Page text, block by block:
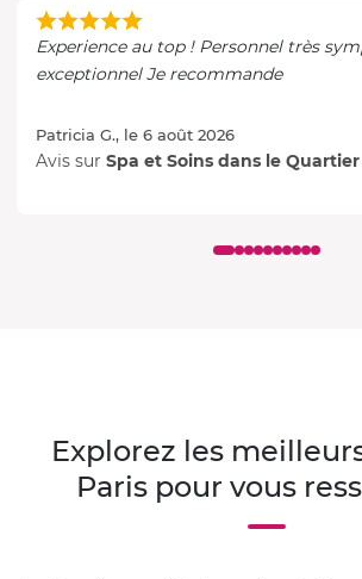
Experience au top ! Personnel très
exceptionnel Je recommande
Patricia G., le 6 août 2026
Avis sur Spa et Soins dans le
Explorez les
Paris pour vous